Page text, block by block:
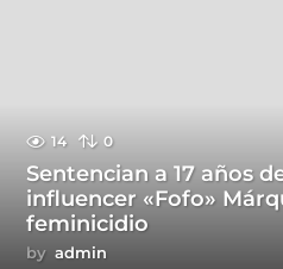
14 0
Sentencian a 17 años
influencer «Fofo»
feminicidio
by admin